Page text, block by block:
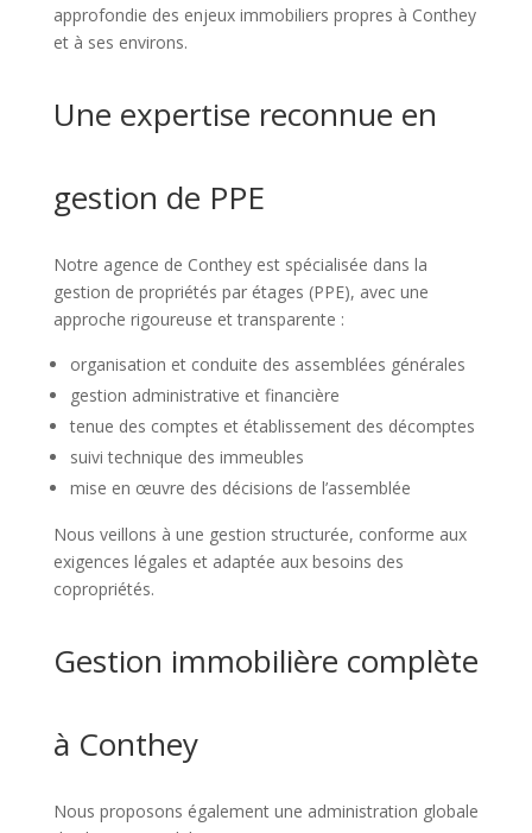
approfondie des enjeux immobiliers propres à Conthey
et à ses environs.
Une expertise reconnue en
gestion de PPE
Notre agence de Conthey est spécialisée dans la
gestion de propriétés par étages (PPE), avec une
approche rigoureuse et transparente :
organisation et conduite des assemblées générales
gestion administrative et financière
tenue des comptes et établissement des décomptes
suivi technique des immeubles
mise en œuvre des décisions de l’assemblée
Nous veillons à une gestion structurée, conforme aux
exigences légales et adaptée aux besoins des
copropriétés.
Gestion immobilière complète
à Conthey
Nous proposons également une administration globale